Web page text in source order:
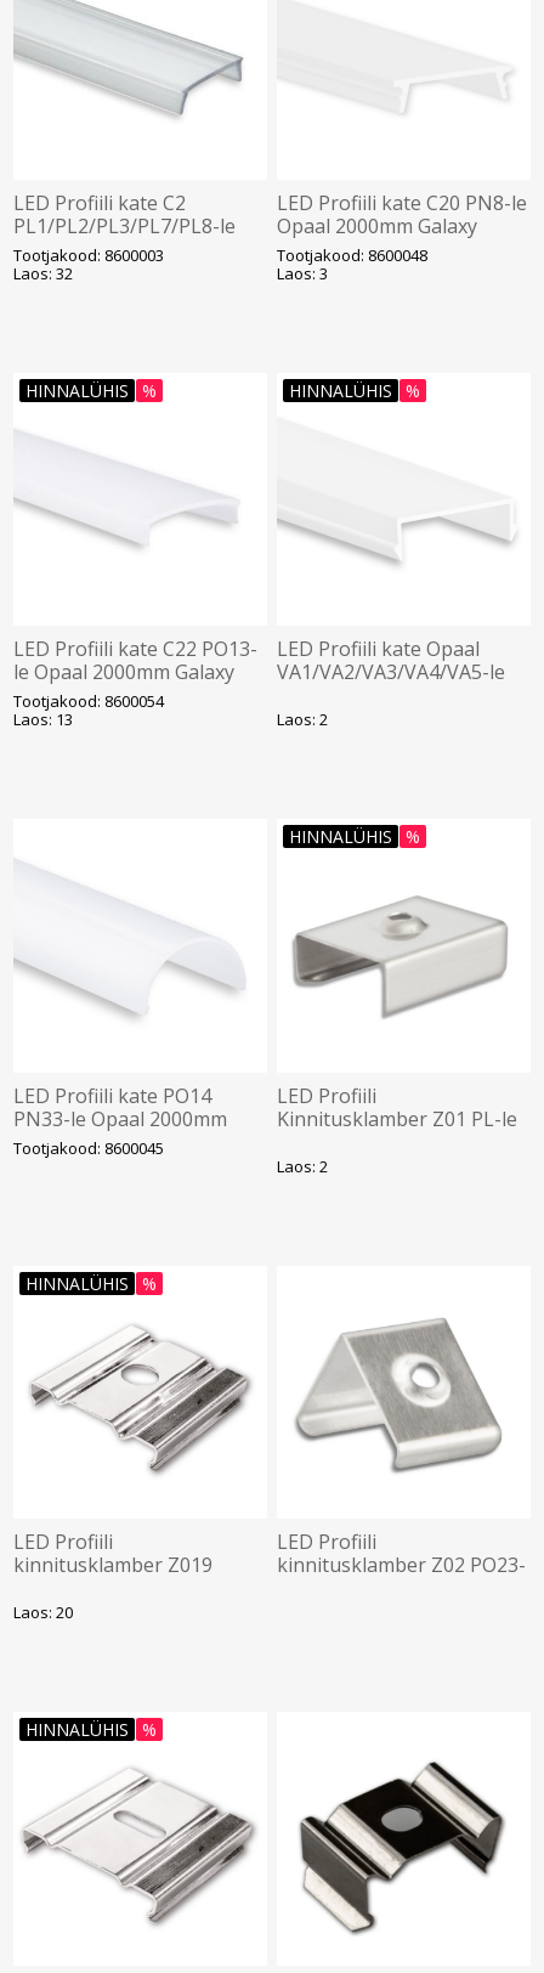
LED Profiili kate C2
PL1/PL2/PL3/PL7/PL8-le
läbipaistev Galaxy
Tootjakood: 8600003
Laos: 32
LED Profiili kate C20 PN8-le
Opaal 2000mm Galaxy
Tootjakood: 8600048
Laos: 3
HINNALÜHIS %
LED Profiili kate C22 PO13-
le Opaal 2000mm Galaxy
Tootjakood: 8600054
Laos: 13
HINNALÜHIS %
LED Profiili kate Opaal
VA1/VA2/VA3/VA4/VA5-le
Laos: 2
LED Profiili kate PO14
PN33-le Opaal 2000mm
Galaxy
Tootjakood: 8600045
HINNALÜHIS %
LED Profiili
Kinnitusklamber Z01 PL-le
Laos: 2
HINNALÜHIS %
LED Profiili
kinnitusklamber Z019
Laos: 20
LED Profiili
kinnitusklamber Z02 PO23-
HINNALÜHIS %